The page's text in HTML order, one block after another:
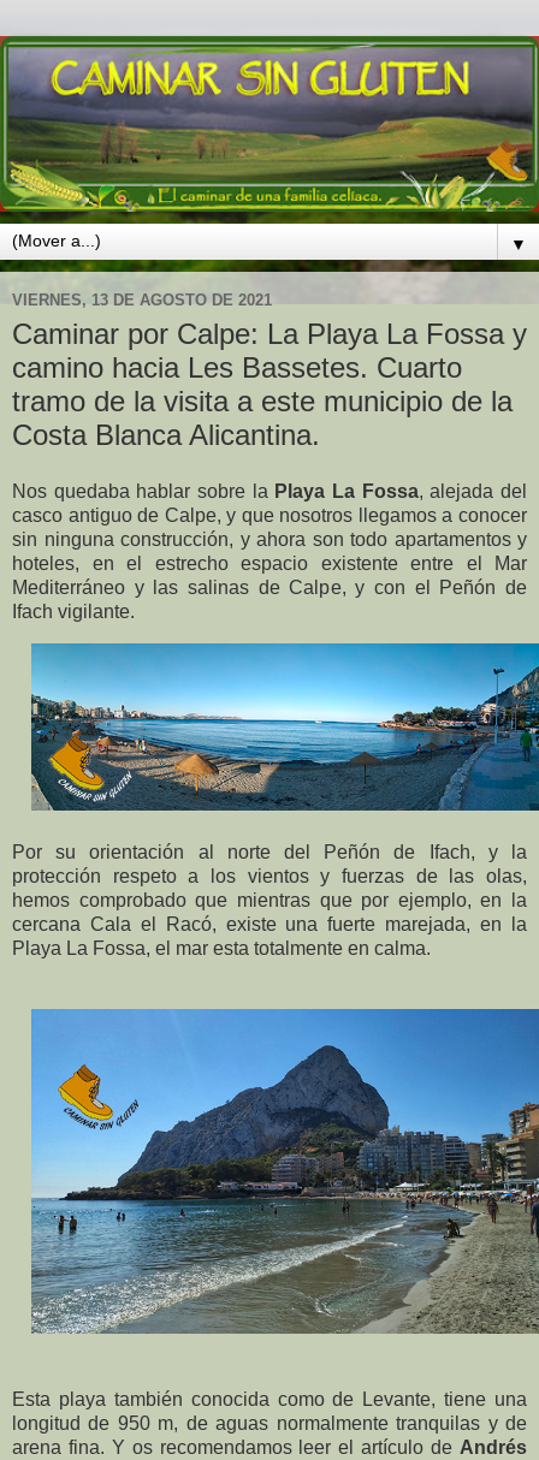
▼
VIERNES, 13 DE AGOSTO DE 2021
Caminar por Calpe: La Playa La Fossa y
camino hacia Les Bassetes. Cuarto
tramo de la visita a este municipio de la
Costa Blanca Alicantina.
Nos quedaba hablar sobre la Playa La Fossa, alejada del
casco antiguo de Calpe, y que nosotros llegamos a conocer
sin ninguna construcción, y ahora son todo apartamentos y
hoteles, en el estrecho espacio existente entre el Mar
Mediterráneo y las salinas de Calpe, y con el Peñón de
Ifach vigilante.
Por su orientación al norte del Peñón de Ifach, y la
protección respeto a los vientos y fuerzas de las olas,
hemos comprobado que mientras que por ejemplo, en la
cercana Cala el Racó, existe una fuerte marejada, en la
Playa La Fossa, el mar esta totalmente en calma.
Esta playa también conocida como de Levante, tiene una
longitud de 950 m, de aguas normalmente tranquilas y de
arena fina. Y os recomendamos leer el artículo de Andrés